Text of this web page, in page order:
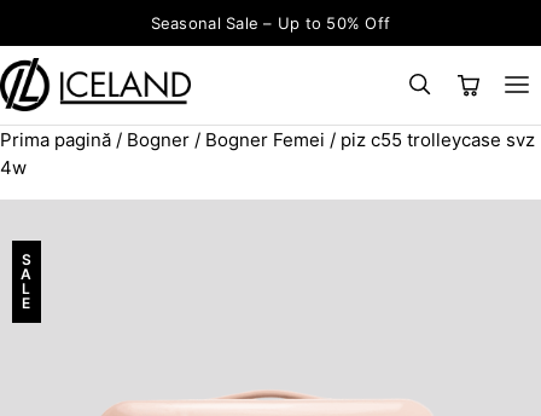
Seasonal Sale – Up to 50% Off
Search for:
CAUTĂ ×
Prima pagină / Bogner / Bogner Femei / piz c55 trolleycase svz
4w
S
A
L
E